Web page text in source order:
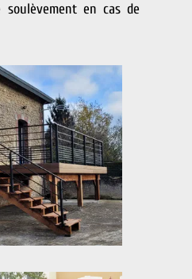
soulèvement en cas de